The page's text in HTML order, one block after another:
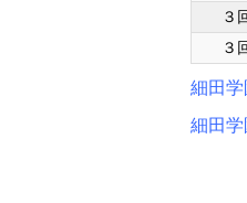
３
３
細田学
細田学